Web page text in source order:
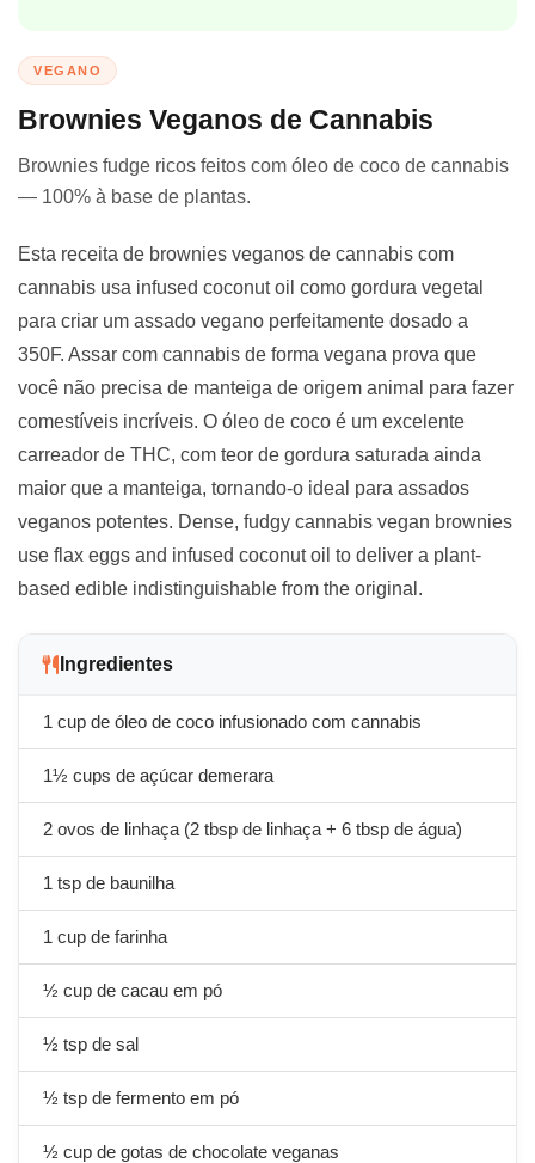
VEGANO
Brownies Veganos de Cannabis
Brownies fudge ricos feitos com óleo de coco de cannabis
— 100% à base de plantas.
Esta receita de brownies veganos de cannabis com
cannabis usa infused coconut oil como gordura vegetal
para criar um assado vegano perfeitamente dosado a
350F. Assar com cannabis de forma vegana prova que
você não precisa de manteiga de origem animal para fazer
comestíveis incríveis. O óleo de coco é um excelente
carreador de THC, com teor de gordura saturada ainda
maior que a manteiga, tornando-o ideal para assados
veganos potentes. Dense, fudgy cannabis vegan brownies
use flax eggs and infused coconut oil to deliver a plant-
based edible indistinguishable from the original.
Ingredientes
1 cup de óleo de coco infusionado com cannabis
1½ cups de açúcar demerara
2 ovos de linhaça (2 tbsp de linhaça + 6 tbsp de água)
1 tsp de baunilha
1 cup de farinha
½ cup de cacau em pó
½ tsp de sal
½ tsp de fermento em pó
½ cup de gotas de chocolate veganas